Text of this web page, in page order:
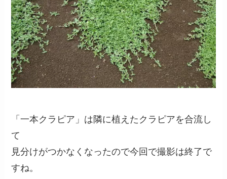
「一本クラピア」は隣に植えたクラピアを合流し
て
見分けがつかなくなったので今回で撮影は終了で
すね。